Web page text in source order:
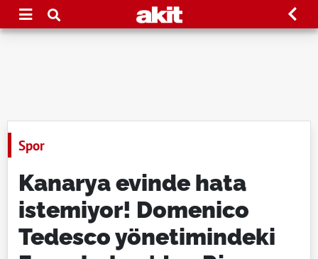
Spor
Kanarya evinde hata
istemiyor! Domenico
Tedesco yönetimindeki